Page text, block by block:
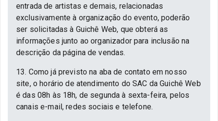
entrada de artistas e demais, relacionadas
exclusivamente à organização do evento, poderão
ser solicitadas à Guichê Web, que obterá as
informações junto ao organizador para inclusão na
descrição da página de vendas.
13. Como já previsto na aba de contato em nosso
site, o horário de atendimento do SAC da Guichê Web
é das 08h às 18h, de segunda à sexta-feira, pelos
canais e-mail, redes sociais e telefone.